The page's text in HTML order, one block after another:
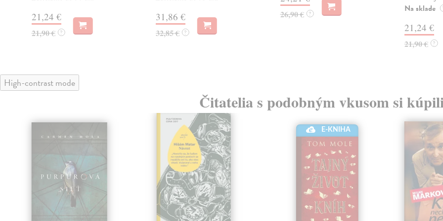
21,24 €
21,90 € ?
31,86 €
32,85 € ?
26,90 € ? Na sklade
21,24 €
21,90 € ?
High-contrast mode
Čitatelia s podobným vkusom si
E-KNIHA